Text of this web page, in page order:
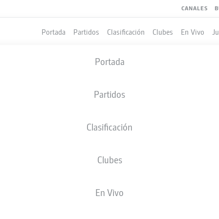
CANALES
Portada Partidos Clasificación Clubes En Vivo
Portada
Partidos
Clasificación
Clubes
En Vivo